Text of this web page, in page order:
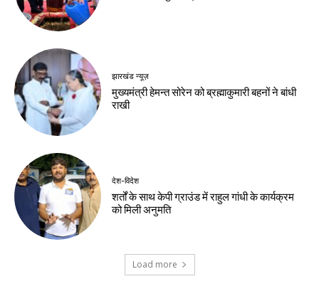
होगा मुख्यमंत्री जन-
विश्वास अभियान
Birsa Bhumi Live
August 7, 2026
नवीनतम लेख
वार्ता समाप्त, 10 अगस्त के विधानसभा मार्च पर
पुनर्विचार के संकेत
झारखंड न्यूज़